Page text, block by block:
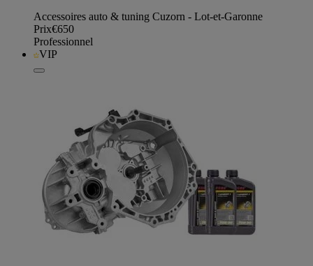
Accessoires auto & tuning Cuzorn - Lot-et-Garonne
Prix€650
Professionnel
VIP